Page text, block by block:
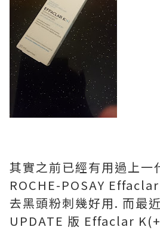
其實之前已經有用過上一
ROCHE-POSAY
去黑頭粉刺幾好用. 而最
UPDATE 版 Effaclar